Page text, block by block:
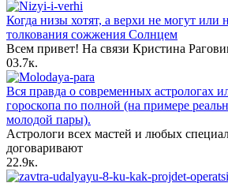
Когда низы хотят, а верхи не могут или
толкования сожжения Солнцем
Всем привет! На связи Кристина
03.7к.
Вся правда о современных астрологах
гороскопа по полной (на примере
молодой пары).
Астрологи всех мастей и любых
договаривают
22.9к.